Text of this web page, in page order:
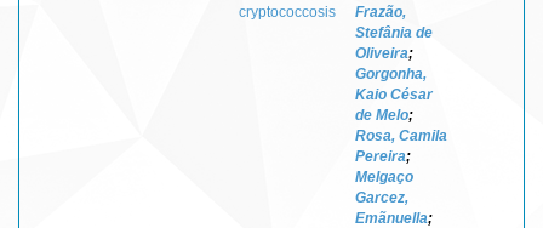
cryptococcosis
Frazão,
Stefânia de
Oliveira;
Gorgonha,
Kaio César
de Melo;
Rosa, Camila
Pereira;
Melgaço
Garcez,
Emãnuella;